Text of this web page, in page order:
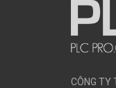
CÔNG TY